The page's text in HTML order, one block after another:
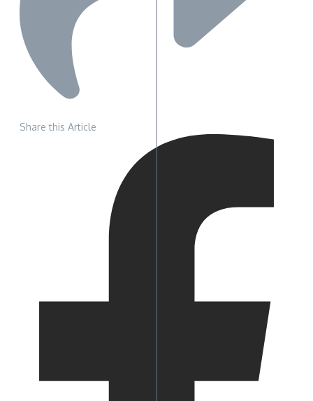
Share this Article